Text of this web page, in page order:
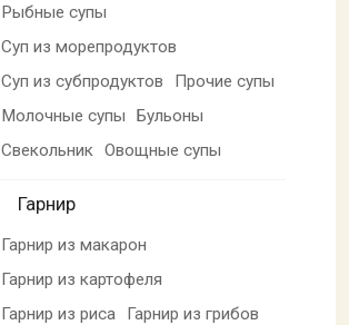
Рыбные супы
Суп из морепродуктов
Суп из субпродуктов
Прочие супы
Молочные супы
Бульоны
Свекольник Овощные супы
Гарнир
Гарнир из макарон
Гарнир из картофеля
Гарнир из риса
Гарнир из грибов